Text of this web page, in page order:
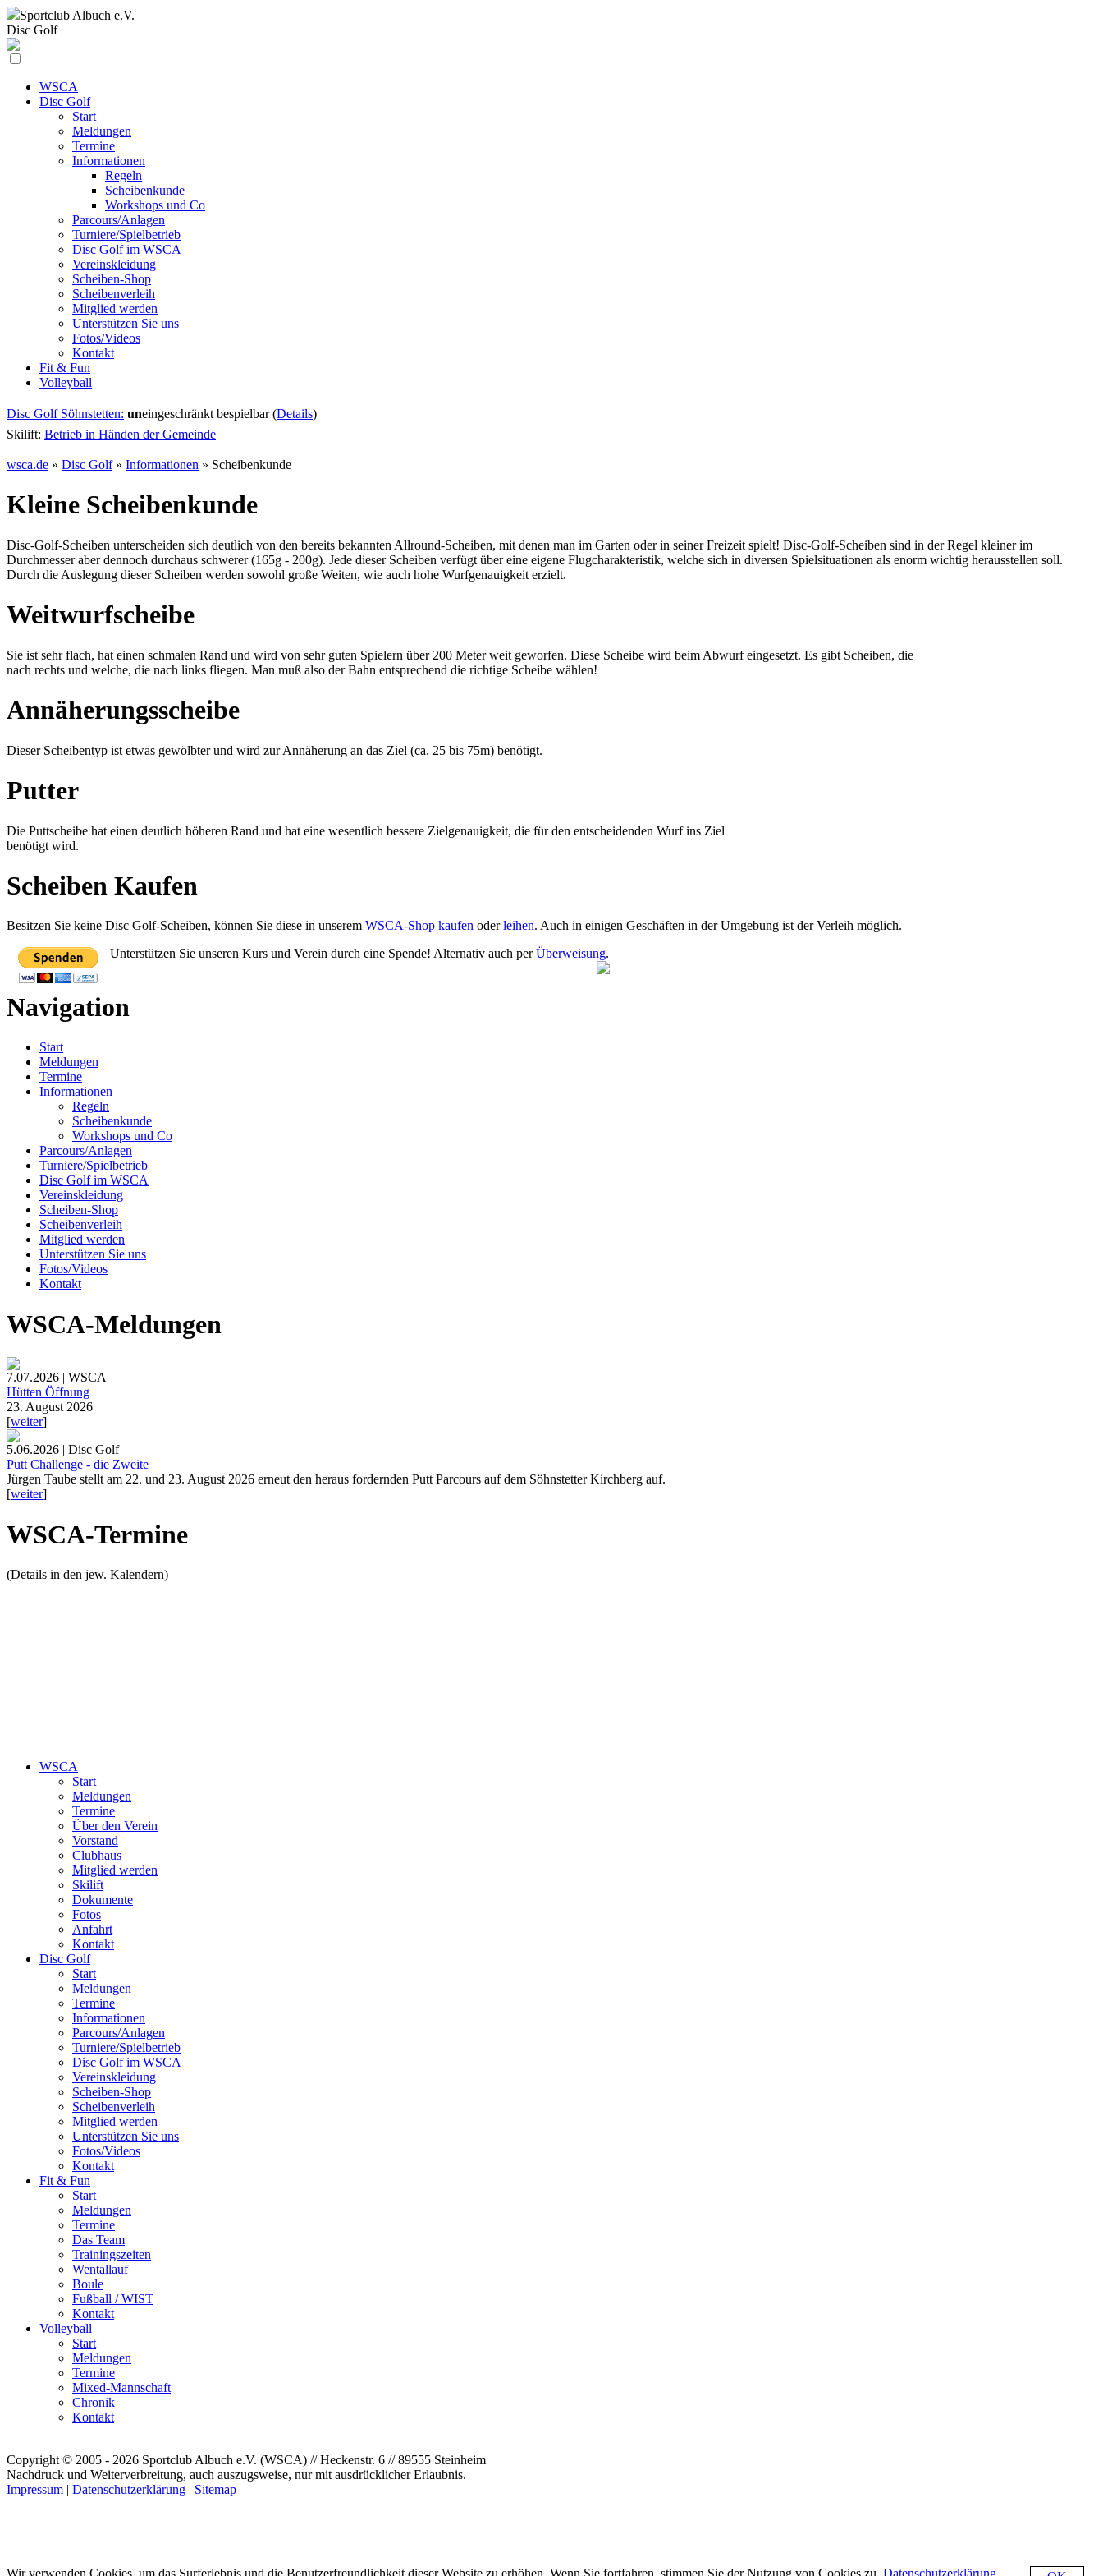
Sportclub Albuch e.V.
Disc Golf
WSCA
Disc Golf
Start
Meldungen
Termine
Informationen
Regeln
Scheibenkunde
Workshops und Co
Parcours/Anlagen
Turniere/Spielbetrieb
Disc Golf im WSCA
Vereinskleidung
Scheiben-Shop
Scheibenverleih
Mitglied werden
Unterstützen Sie uns
Fotos/Videos
Kontakt
Fit & Fun
Volleyball
Disc Golf Söhnstetten: uneingeschränkt bespielbar (Details)
Skilift: Betrieb in Händen der Gemeinde
wsca.de » Disc Golf» Informationen » Scheibenkunde
Kleine Scheibenkunde
Disc-Golf-Scheiben unterscheiden sich deutlich von den bereits bekannten Allround-Scheiben, mit denen man im Garten oder in seiner Freizeit spielt! Disc-Golf-Scheiben sind in der Regel kleiner im
Durchmesser aber dennoch durchaus schwerer (165g - 200g). Jede dieser Scheiben verfügt über eine eigene Flugcharakteristik, welche sich in diversen Spielsituationen als enorm wichtig herausstellen soll.
Durch die Auslegung dieser Scheiben werden sowohl große Weiten, wie auch hohe Wurfgenauigkeit erzielt.
Weitwurfscheibe
Sie ist sehr flach, hat einen schmalen Rand und wird von sehr guten Spielern über 200 Meter weit geworfen. Diese Scheibe wird beim Abwurf eingesetzt. Es gibt Scheiben, die
nach rechts und welche, die nach links fliegen. Man muß also der Bahn entsprechend die richtige Scheibe wählen!
Annäherungsscheibe
Dieser Scheibentyp ist etwas gewölbter und wird zur Annäherung an das Ziel (ca. 25 bis 75m) benötigt.
Putter
Die Puttscheibe hat einen deutlich höheren Rand und hat eine wesentlich bessere Zielgenauigkeit, die für den entscheidenden Wurf ins Ziel
benötigt wird.
Scheiben Kaufen
Besitzen Sie keine Disc Golf-Scheiben, können Sie diese in unserem WSCA-Shop kaufen oderleihen. Auch in einigen Geschäften in der Umgebung ist der Verleih möglich.
Unterstützen Sie unseren Kurs und Verein durch eine Spende! Alternativ auch perÜberweisung.
Navigation
Start
Meldungen
Termine
Informationen
Regeln
Scheibenkunde
Workshops und Co
Parcours/Anlagen
Turniere/Spielbetrieb
Disc Golf im WSCA
Vereinskleidung
Scheiben-Shop
Scheibenverleih
Mitglied werden
Unterstützen Sie uns
Fotos/Videos
Kontakt
WSCA-Meldungen
7.07.2026 | WSCA
Hütten Öffnung
23. August 2026
[weiter]
5.06.2026 | Disc Golf
Putt Challenge - die Zweite
Jürgen Taube stellt am 22. und 23. August 2026 erneut den heraus fordernden Putt Parcours auf dem Söhnstetter Kirchberg auf.
[weiter]
WSCA-Termine
(Details in den jew. Kalendern)
WSCA
Start
Meldungen
Termine
Über den Verein
Vorstand
Clubhaus
Mitglied werden
Skilift
Dokumente
Fotos
Anfahrt
Kontakt
Disc Golf
Start
Meldungen
Termine
Informationen
Parcours/Anlagen
Turniere/Spielbetrieb
Disc Golf im WSCA
Vereinskleidung
Scheiben-Shop
Scheibenverleih
Mitglied werden
Unterstützen Sie uns
Fotos/Videos
Kontakt
Fit & Fun
Start
Meldungen
Termine
Das Team
Trainingszeiten
Wentallauf
Boule
Fußball / WIST
Kontakt
Volleyball
Start
Meldungen
Termine
Mixed-Mannschaft
Chronik
Kontakt
Copyright © 2005 - 2026 Sportclub Albuch e.V. (WSCA) // Heckenstr. 6 // 89555 Steinheim
Nachdruck und Weiterverbreitung, auch auszugsweise, nur mit ausdrücklicher Erlaubnis.
Impressum | Datenschutzerklärung | Sitemap
Wir verwenden Cookies, um das Surferlebnis und die Benutzerfreundlichkeit dieser Website zu erhöhen. Wenn Sie fortfahren, stimmen Sie der Nutzung von Cookies zu. Datenschutzerklärung